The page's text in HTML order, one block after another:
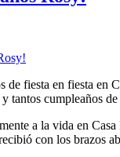
de fiesta en fiesta en
tantos cumpleaños
a la vida en
con los brazos